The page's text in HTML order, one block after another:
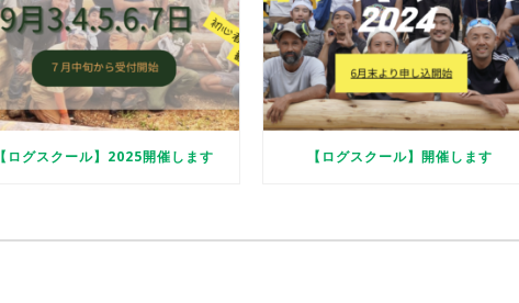
【ログスクール】2025開催します 【ログスクール】開催します